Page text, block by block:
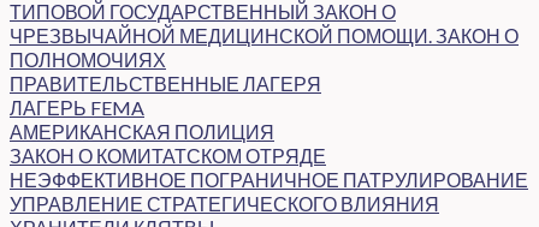
ТИПОВОЙ ГОСУДАРСТВЕННЫЙ ЗАКОН О
ЧРЕЗВЫЧАЙНОЙ МЕДИЦИНСКОЙ ПОМОЩИ. ЗАКОН О
ПОЛНОМОЧИЯХ
ПРАВИТЕЛЬСТВЕННЫЕ ЛАГЕРЯ
ЛАГЕРЬ FEMA
АМЕРИКАНСКАЯ ПОЛИЦИЯ
ЗАКОН О КОМИТАТСКОМ ОТРЯДЕ
НЕЭФФЕКТИВНОЕ ПОГРАНИЧНОЕ ПАТРУЛИРОВАНИЕ
УПРАВЛЕНИЕ СТРАТЕГИЧЕСКОГО ВЛИЯНИЯ